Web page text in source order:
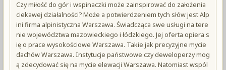
Czy miłość do gór i wspinaczki może zainspirować do założenia
ciekawej działalności? Może a potwierdzeniem tych słów jest Alp
ini firma alpinistyczna Warszawa. Świadcząca swe usługi na tere
nie województwa mazowieckiego i łódzkiego. Jej oferta opiera s
ię o prace wysokościowe Warszawa. Takie jak precyzyjne mycie
dachów Warszawa. Instytucje państwowe czy deweloperzy mog
ą zdecydować się na mycie elewacji Warszawa. Natomiast wspól